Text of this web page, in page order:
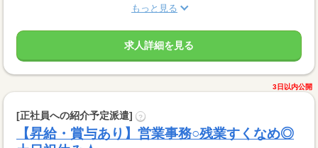
もっと見る
求人詳細を見る
3日以内公開
[正社員への紹介予定派遣] ?
【昇給・賞与あり】営業事務○残業すくなめ◎